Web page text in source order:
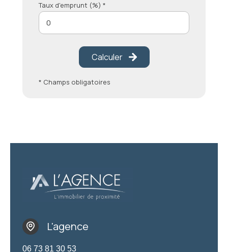
Taux d'emprunt (%) *
Calculer
* Champs obligatoires
L'agence
06 73 81 30 53